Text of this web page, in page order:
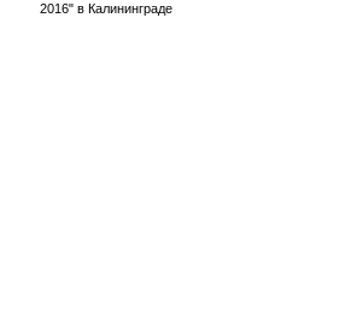
2016" в Калининграде